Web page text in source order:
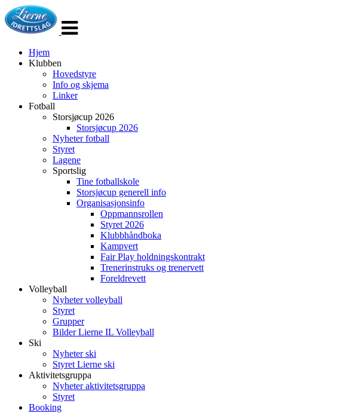
navigasjon
Hjem
Klubben
Hovedstyre
Info og skjema
Linker
Fotball
Storsjøcup 2026
Storsjøcup 2026
Nyheter fotball
Styret
Lagene
Sportslig
Tine fotballskole
Storsjøcup generell info
Organisasjonsinfo
Oppmannsrollen
Styret 2026
Klubbhåndboka
Kampvert
Fair Play holdningskontrakt
Trenerinstruks og trenervett
Foreldrevett
Volleyball
Nyheter volleyball
Styret
Grupper
Bilder Lierne IL Volleyball
Ski
Nyheter ski
Styret Lierne ski
Aktivitetsgruppa
Nyheter aktivitetsgruppa
Styret
Booking